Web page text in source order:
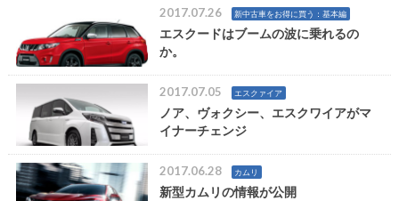
2017.07.26 新中古車をお得に買う：基本編
エスクードはブームの波に乗れるの
か。
2017.07.05 エスクァイア
ノア、ヴォクシー、エスクワイアがマ
イナーチェンジ
2017.06.28 カムリ
新型カムリの情報が公開